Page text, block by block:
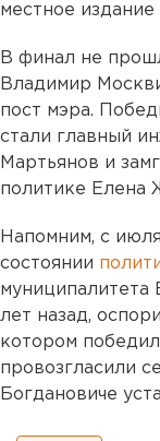
местное
В финал не
Владимир
пост мэра.
стали главный
Мартьянов и
политике Елена
Напомним, с
состоянии
муниципалитета
лет назад,
котором
провозгласили
Богдановиче